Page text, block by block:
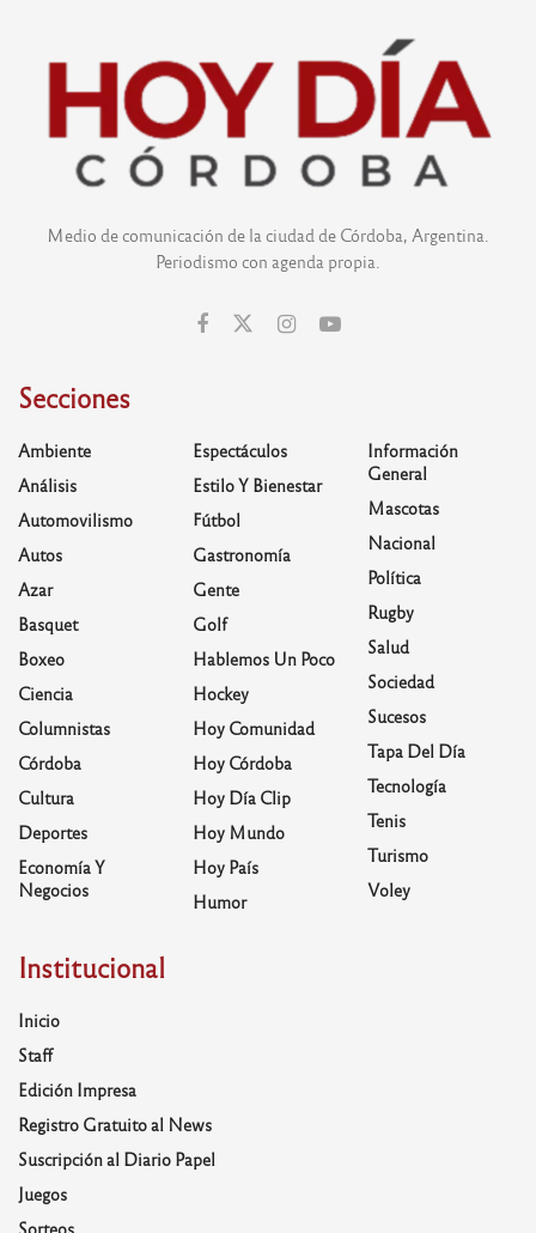
Medio de comunicación de la ciudad de Córdoba, Argentina.
Periodismo con agenda propia.
Secciones
Ambiente
Análisis
Automovilismo
Autos
Azar
Basquet
Boxeo
Ciencia
Columnistas
Córdoba
Cultura
Deportes
Economía Y
Negocios
Espectáculos
Estilo Y Bienestar
Fútbol
Gastronomía
Gente
Golf
Hablemos Un Poco
Hockey
Hoy Comunidad
Hoy Córdoba
Hoy Día Clip
Hoy Mundo
Hoy País
Humor
Información
General
Mascotas
Nacional
Política
Rugby
Salud
Sociedad
Sucesos
Tapa Del Día
Tecnología
Tenis
Turismo
Voley
Institucional
Inicio
Staff
Edición Impresa
Registro Gratuito al News
Suscripción al Diario Papel
Juegos
Sorteos